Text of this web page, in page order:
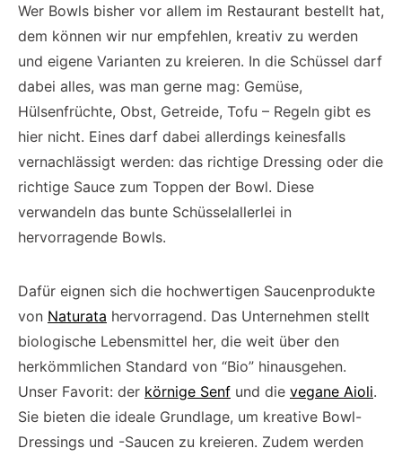
Wer Bowls bisher vor allem im Restaurant bestellt hat,
dem können wir nur empfehlen, kreativ zu werden
und eigene Varianten zu kreieren. In die Schüssel darf
dabei alles, was man gerne mag: Gemüse,
Hülsenfrüchte, Obst, Getreide, Tofu – Regeln gibt es
hier nicht. Eines darf dabei allerdings keinesfalls
vernachlässigt werden: das richtige Dressing oder die
richtige Sauce zum Toppen der Bowl. Diese
verwandeln das bunte Schüsselallerlei in
hervorragende Bowls.
Dafür eignen sich die hochwertigen Saucenprodukte
von Naturata hervorragend. Das Unternehmen stellt
biologische Lebensmittel her, die weit über den
herkömmlichen Standard von “Bio” hinausgehen.
Unser Favorit: der körnige Senf und die vegane Aioli.
Sie bieten die ideale Grundlage, um kreative Bowl-
Dressings und -Saucen zu kreieren. Zudem werden